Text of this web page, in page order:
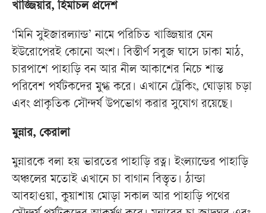
খাজ্জিয়ার, হিমাচল প্রদেশ
‘মিনি সুইজারল্যান্ড’ নামে পরিচিত খাজ্জিয়ার যেন
ইউরোপেরই কোনো অংশ। বিস্তীর্ণ সবুজ ঘাসে ঢাকা মাঠ,
চারপাশে পাহাড়ি বন আর নীল আকাশের নিচে শান্ত
পরিবেশ পর্যটকদের মুগ্ধ করে। এখানে ট্রেকিং, ঘোড়ায় চড়া
এবং প্রাকৃতিক সৌন্দর্য উপভোগ করার সুযোগ রয়েছে।
মুন্নার, কেরালা
মুন্নারকে বলা হয় ভারতের পাহাড়ি রত্ন। ইংল্যান্ডের পাহাড়ি
অঞ্চলের মতোই এখানে চা বাগান বিস্তৃত। ঠান্ডা
আবহাওয়া, কুয়াশায় মোড়া সকাল আর পাহাড়ি পথের